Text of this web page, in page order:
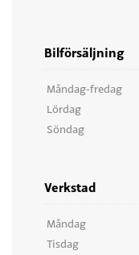
Bilförsäljning
Måndag-fredag
Lördag
Söndag
Verkstad
Måndag
Tisdag